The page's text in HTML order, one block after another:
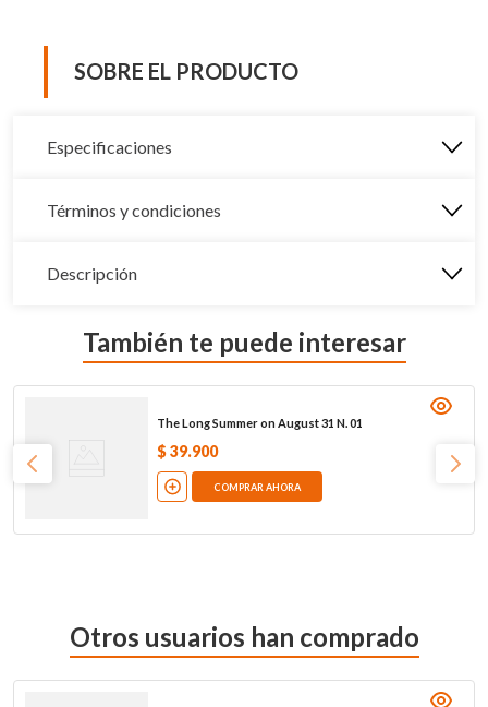
SOBRE EL PRODUCTO
Especificaciones
Términos y condiciones
Descripción
También te puede interesar
The Long Summer on August 31 N. 01
$ 39.900
COMPRAR AHORA
Otros usuarios han comprado